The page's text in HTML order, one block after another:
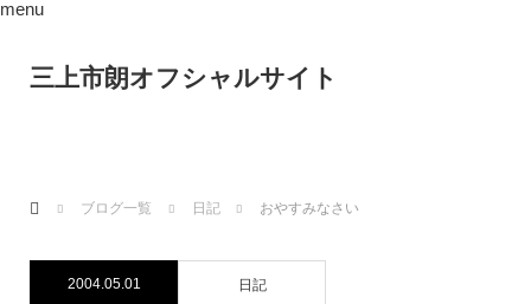
三上市朗オフシャルサイト
menu
ブログ一覧
日記 おやすみなさい
2004.05.01 日記